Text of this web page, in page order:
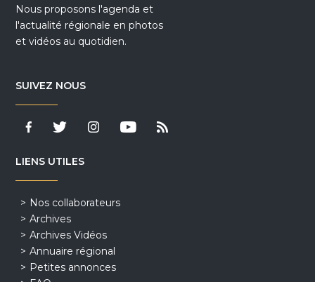
Nous proposons l'agenda et
l'actualité régionale en photos
et vidéos au quotidien.
SUIVEZ NOUS
LIENS UTILES
Nos collaborateurs
Archives
Archives Vidéos
Annuaire régional
Petites annonces